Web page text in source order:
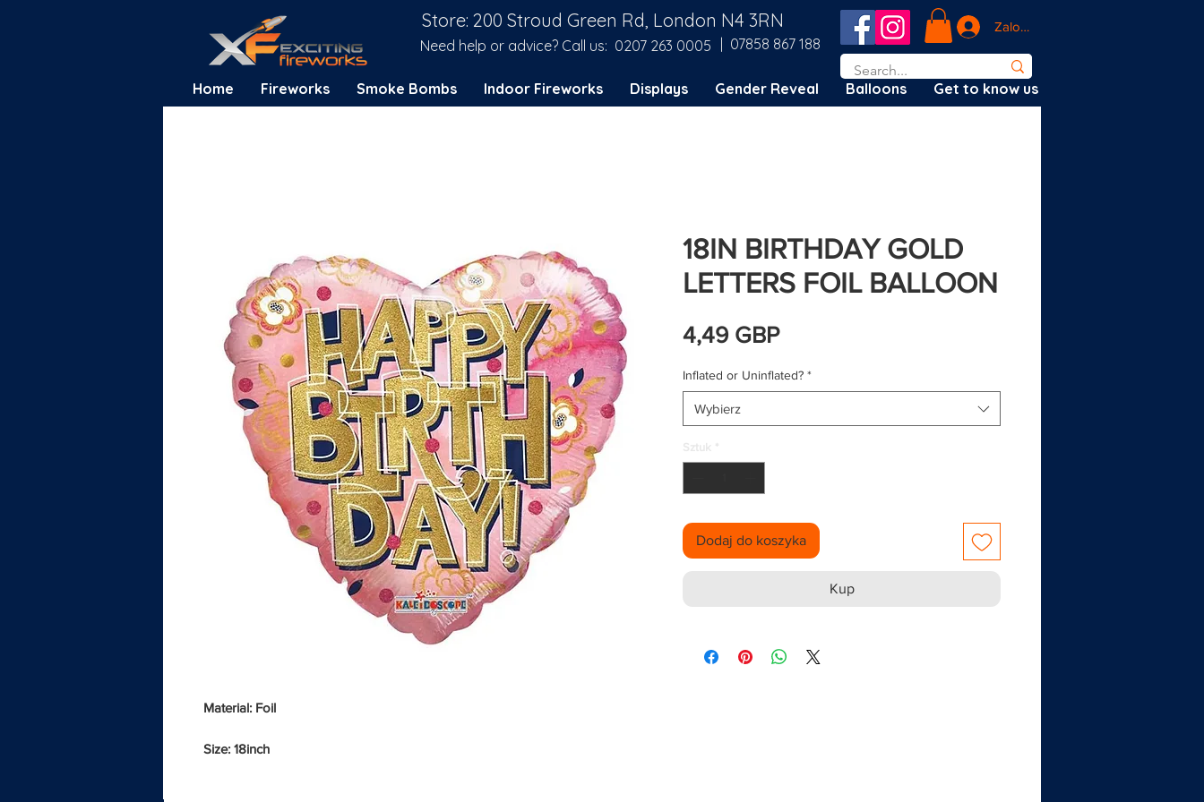
Store: 200 Stroud Green Rd, London N4 3RN
Need help or advice? Call us: 0207 263 0005 | 07858 867 188
Zaloguj się
Home Fireworks Smoke Bombs Indoor Fireworks Displays Gender Reveal Balloons Get to know us
Material: Foil
Size: 18inch
18IN BIRTHDAY GOLD
LETTERS FOIL BALLOON
4,49 GBPCena
Inflated or Uninflated? *
Wybierz
Dodaj do koszyka
Kup